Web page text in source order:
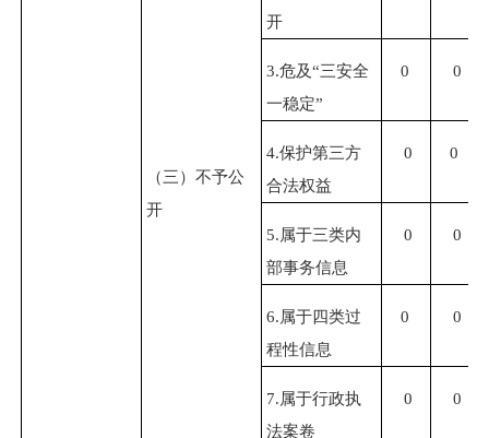
（三）不予公
开
开
3.危及“三安全
一稳定”
0 0
4.保护第三方
合法权益
0 0
5.属于三类内
部事务信息
0 0
6.属于四类过
程性信息
0 0
7.属于行政执
法案卷
0 0